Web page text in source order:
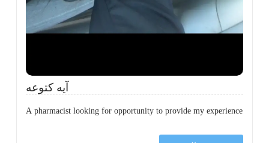
آيه كتوعه
A pharmacist looking for opportunity to provide my experience